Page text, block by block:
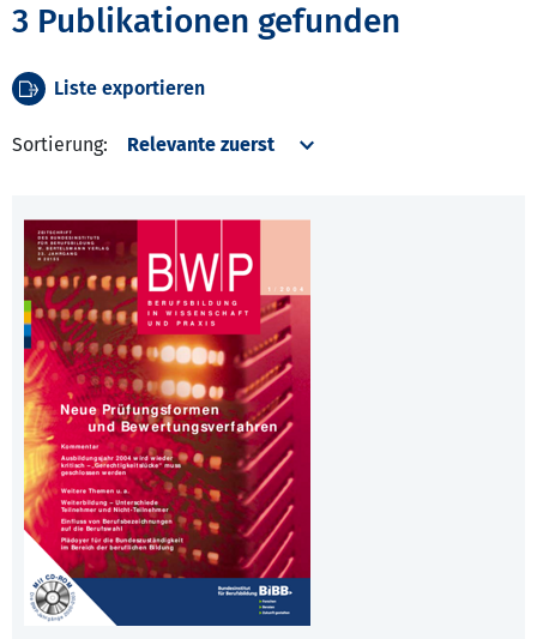
3 Publikationen gefunden
Liste exportieren
Sortierung: